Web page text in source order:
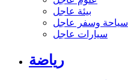
بيئة عاجل
سياحة وسفر عاجل
سيارات عاجل
رياضة